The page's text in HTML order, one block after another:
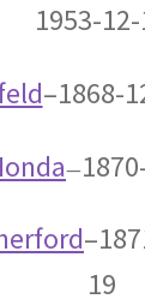
た物性
W・E・パ
｜新
とパリティー
1953-
–1868-
—
19